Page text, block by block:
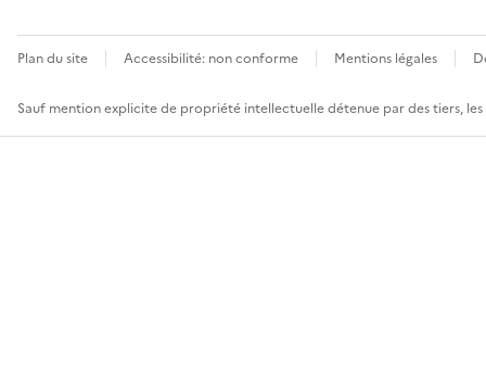
Plan du site Accessibilité: non conforme Mentions légales
Sauf mention explicite de propriété intellectuelle détenue par des tiers,